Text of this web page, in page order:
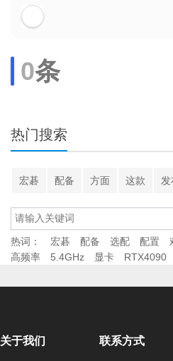
0条
热门搜索
宏碁 配备 方面 这款
热词： 宏碁 配备 选配 配置
高频率
5.4GHz 显卡 RTX4090
关于我们 联系方式